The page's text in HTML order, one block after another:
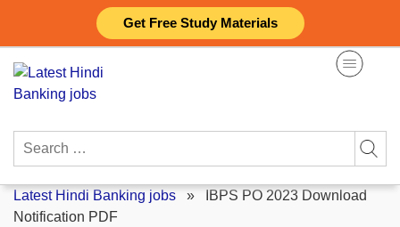
Get Free Study Materials
content
Search
Latest Hindi Banking jobs »
IBPS PO 2023 Download
Notification PDF